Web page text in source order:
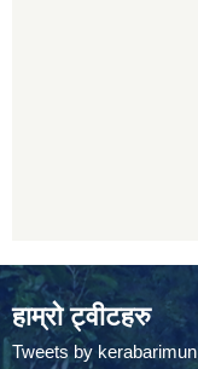
हाम्रो ट्वीटहरु
Tweets by kerabarimun